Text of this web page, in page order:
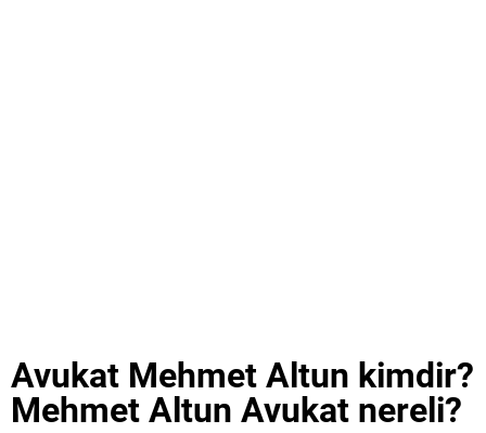
Avukat Mehmet Altun kimdir?
Mehmet Altun Avukat nereli?